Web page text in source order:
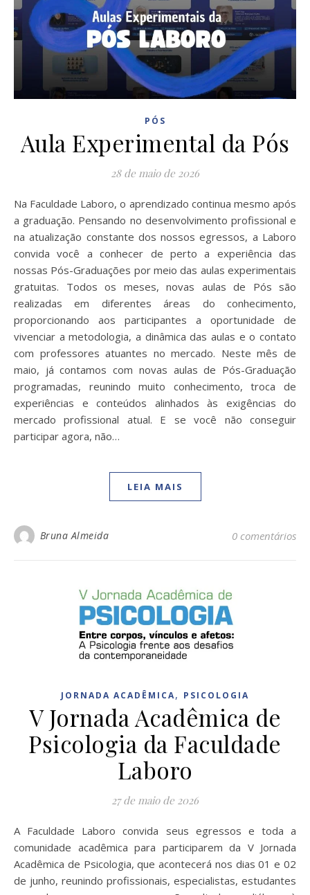
PÓS
Aula Experimental da Pós
28 de maio de 2026
Na Faculdade Laboro, o aprendizado continua mesmo após
a graduação. Pensando no desenvolvimento profissional e
na atualização constante dos nossos egressos, a Laboro
convida você a conhecer de perto a experiência das
nossas Pós-Graduações por meio das aulas experimentais
gratuitas. Todos os meses, novas aulas de Pós são
realizadas em diferentes áreas do conhecimento,
proporcionando aos participantes a oportunidade de
vivenciar a metodologia, a dinâmica das aulas e o contato
com professores atuantes no mercado. Neste mês de
maio, já contamos com novas aulas de Pós-Graduação
programadas, reunindo muito conhecimento, troca de
experiências e conteúdos alinhados às exigências do
mercado profissional atual. E se você não conseguir
participar agora, não…
LEIA MAIS
Bruna Almeida 0 comentários
JORNADA ACADÊMICA, PSICOLOGIA
V Jornada Acadêmica de
Psicologia da Faculdade
Laboro
27 de maio de 2026
A Faculdade Laboro convida seus egressos e toda a
comunidade acadêmica para participarem da V Jornada
Acadêmica de Psicologia, que acontecerá nos dias 01 e 02
de junho, reunindo profissionais, especialistas, estudantes